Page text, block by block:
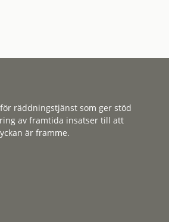
räddningstjänst som ger stöd
av framtida insatser till att
är framme.